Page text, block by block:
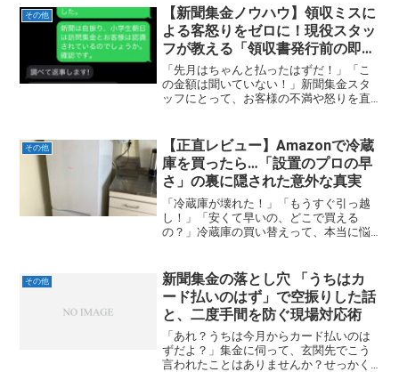
その他
【新聞集金ノウハウ】領収ミスに
よる客怒りをゼロに！現役スタッ
フが教える「領収書発行前の即時
SMS確認」手順と具体例
「先月はちゃんと払ったはずだ！」「こ
の金額は聞いていない！」新聞集金スタ
ッフにとって、お客様の不満や怒りを直
は、店側の領収書内容のミスや、顧客へ
の連絡漏れに起因していま...
その他
【正直レビュー】Amazonで冷蔵
庫を買ったら…「設置のプロの早
さ」の裏に隠された意外な真実
「冷蔵庫が壊れた！」「もうすぐ引っ越
し！」「安くて早いの、どこで買える
の？」冷蔵庫の買い替えって、本当に悩
さんの方が結局お得？」という疑問は尽
きません。つい昨日、長年...
その他
新聞集金の落とし穴 「うちはカ
ード払いのはず」で空振りした話
と、二度手間を防ぐ現場対応術
「あれ？うちは今月からカード払いのは
ずだよ？」集金に伺って、玄関先でこう
言われたことはありませんか？せっかく